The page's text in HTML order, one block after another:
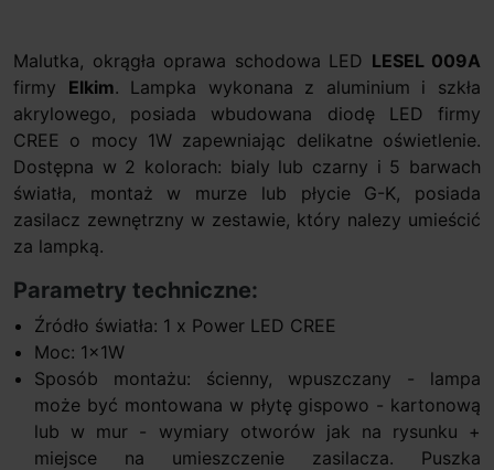
Malutka, okrągła oprawa schodowa LED LESEL 009A
firmy Elkim. Lampka wykonana z aluminium i szkła
akrylowego, posiada wbudowana diodę LED firmy
CREE o mocy 1W zapewniając delikatne oświetlenie.
Dostępna w 2 kolorach: bialy lub czarny i 5 barwach
światła, montaż w murze lub płycie G-K, posiada
zasilacz zewnętrzny w zestawie, który nalezy umieścić
za lampką.
Parametry techniczne:
Źródło światła: 1 x Power LED CREE
Moc: 1x1W
Sposób montażu: ścienny, wpuszczany - lampa
może być montowana w płytę gispowo - kartonową
lub w mur - wymiary otworów jak na rysunku +
miejsce na umieszczenie zasilacza. Puszka